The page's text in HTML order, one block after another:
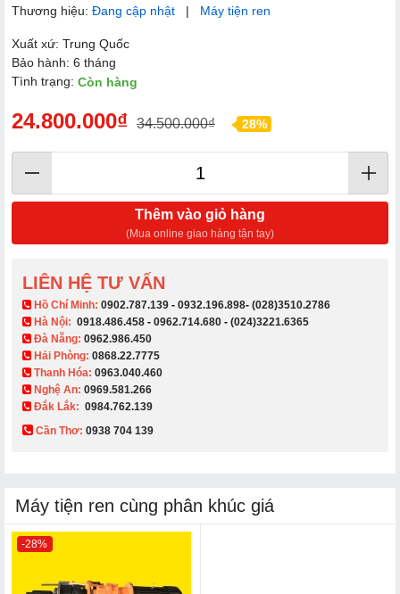
Thương hiệu: Đang cập nhật | Máy tiện ren
Xuất xứ: Trung Quốc
Bảo hành: 6 tháng
Tình trạng: Còn hàng
24.800.000₫ 34.500.000₫ 28%
Thêm vào giỏ hàng
(Mua online giao hàng tận tay)
LIÊN HỆ TƯ VẤN
​ Hồ Chí Minh: 0902.787.139 - 0932.196.898- (028)3510.2786
Hà Nội: 0918.486.458 - 0962.714.680 - (024)3221.6365
Đà Nẵng: 0962.986.450
Hải Phòng: 0868.22.7775
Thanh Hóa: 0963.040.460
Nghệ An: 0969.581.266
Đắk Lắk: 0984.762.139
Cần Thơ: 0938 704 139​
Máy tiện ren cùng phân khúc giá
-28%